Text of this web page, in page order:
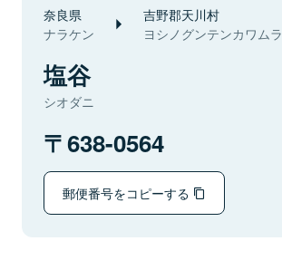
奈良県
ナラケン
吉野郡天川村
ヨシノグンテンカワムラ
塩谷
シオダニ
638-0564
郵便番号をコピーする